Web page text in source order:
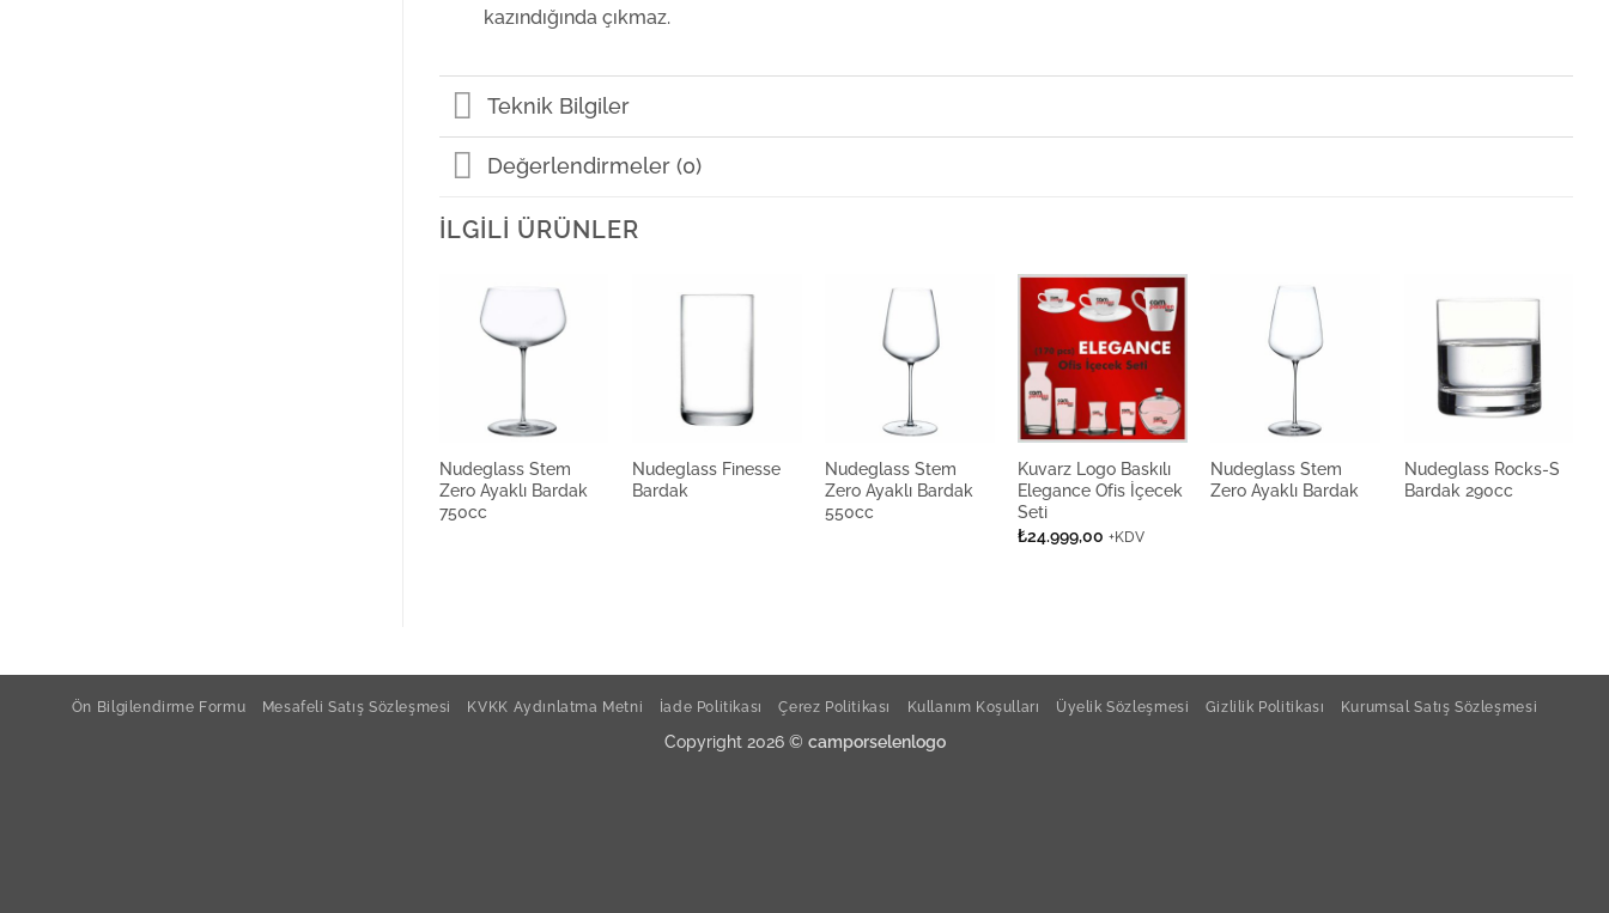
kazındığında çıkmaz.
Teknik Bilgiler
Değerlendirmeler (0)
İLGILI ÜRÜNLER
Nudeglass Stem
Zero Ayaklı Bardak
750cc
Nudeglass Finesse
Bardak
Nudeglass Stem
Zero Ayaklı Bardak
550cc
Kuvarz Logo Baskılı
Elegance Ofis İçecek
Seti
₺24.999,00 +KDV
Nudeglass Stem
Zero Ayaklı Bardak
Nudeglass Rocks-S
Bardak 290cc
Ön Bilgilendirme Formu Mesafeli Satış Sözleşmesi KVKK Aydınlatma Metni İade Politikası Çerez Politikası Kullanım Koşulları Üyelik Sözleşmesi Gizlilik Politikası Kurumsal Satış Sözleşmesi
Copyright 2026 © camporselenlogo